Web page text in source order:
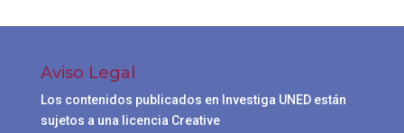
Aviso Legal
Los contenidos publicados en Investiga UNED están
sujetos a una licencia Creative